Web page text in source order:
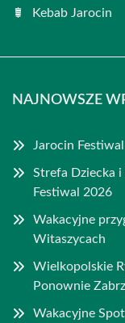
Kebab Jarocin
NAJNOWSZE
Jarocin
Strefa Dziecka i
Festiwal 2026
Wakacyjne
Witaszycach
Wielkopolskie
Ponownie
Wakacyjne